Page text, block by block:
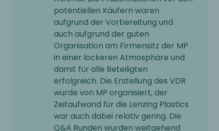
potentiellen Käufern waren
aufgrund der Vorbereitung und
auch aufgrund der guten
Organisation am Firmensitz der MP
in einer lockeren Atmosphäre und
damit für alle Beteiligten
erfolgreich. Die Erstellung des VDR
wurde von MP organisiert, der
Zeitaufwand für die Lenzing Plastics
war auch dabei relativ gering. Die
Q&A Runden wurden weitgehend